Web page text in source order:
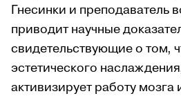
Гнесинки и преподаватель
приводит научные
свидетельствующие о том,
эстетического
активизирует работу мозга